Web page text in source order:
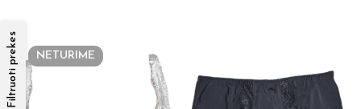
Filtruoti prekes NETURIME